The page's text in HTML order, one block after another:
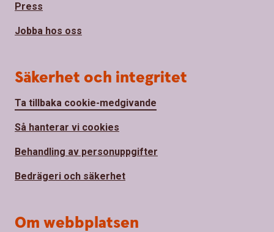
Press
Jobba hos oss
Säkerhet och integritet
Ta tillbaka cookie-medgivande
Så hanterar vi cookies
Behandling av personuppgifter
Bedrägeri och säkerhet
Om webbplatsen